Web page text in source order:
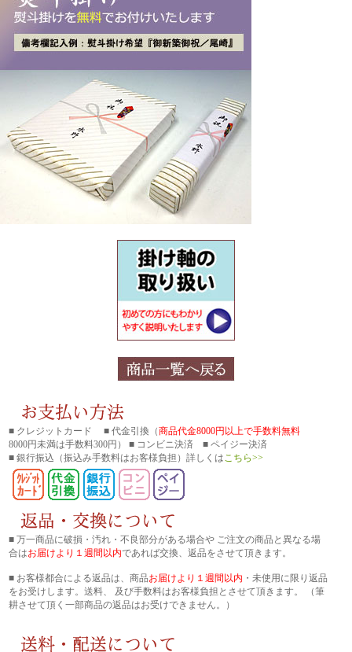
■ クレジットカード ■ 代金引換（商品代金8000円以上で手数料無料
8000円未満は手数料300円） ■ コンビニ決済 ■ ペイジー決済
■ 銀行振込 （振込み手数料はお客様負担）詳しくはこちら>>
■ 万一商品に破損・汚れ・不良部分がある場合や ご注文の商品と異なる場
合はお届けより１週間以内であれば交換、返品をさせて頂きます。
■ お客様都合による返品は、商品お届けより１週間以内 ・未使用に限り返品
をお受けします。送料、 及び手数料はお客様負担とさせて頂きます。 （筆
耕させて頂く一部商品の返品はお受けできません。）